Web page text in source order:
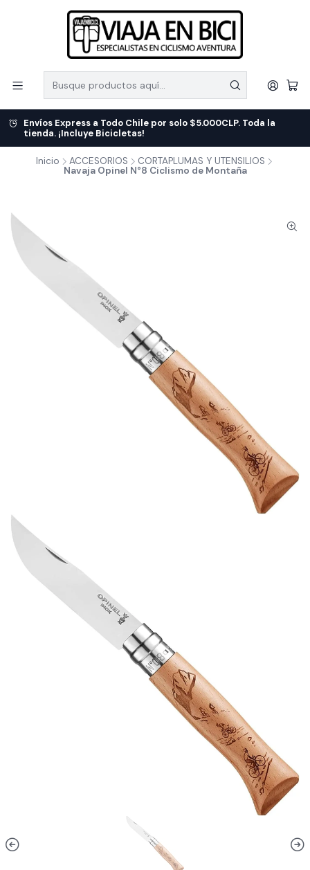
Envíos Express a Todo Chile por solo $5.000CLP. Toda la
tienda. ¡Incluye Bicicletas!
Inicio ACCESORIOS
CORTAPLUMAS Y UTENSILIOS
Navaja Opinel N°8 Ciclismo de Montaña